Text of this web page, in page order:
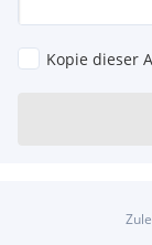
Kopie dieser